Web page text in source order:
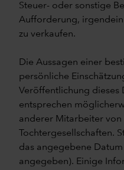
Steuer- oder sonstige
Aufforderung,
zu verkaufen.
Die Aussagen einer
persönliche
Veröffentlichung dieses
entsprechen
anderer Mitarbeiter
Tochtergesellschaften.
das angegebene
angegeben). Einige